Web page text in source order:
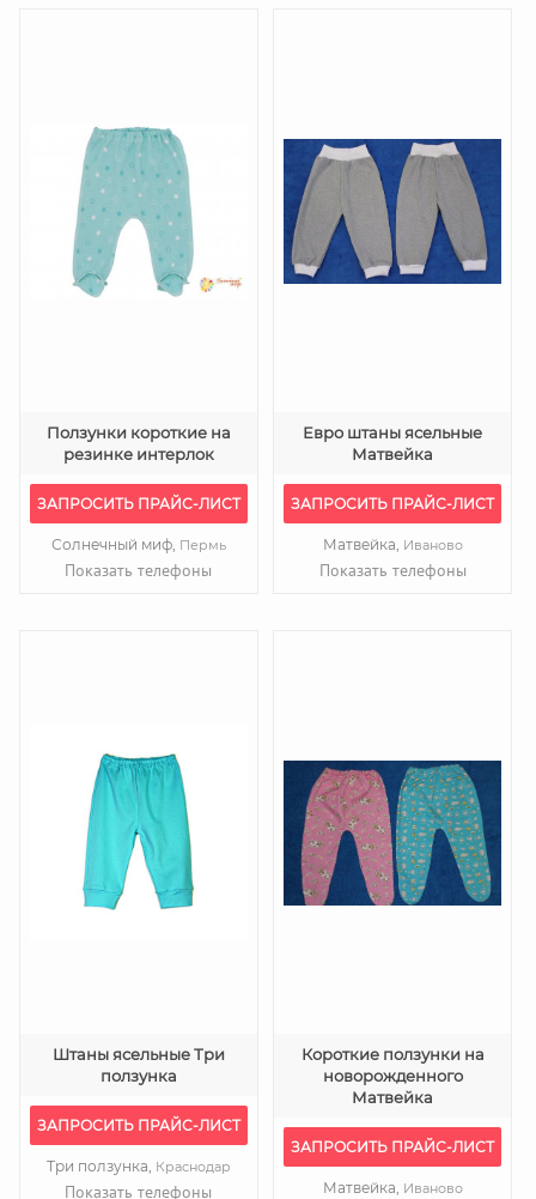
Ползунки короткие на
резинке интерлок
ЗАПРОСИТЬ ПРАЙС-ЛИСТ
Солнечный миф, Пермь
Показать телефоны
Евро штаны ясельные
Матвейка
ЗАПРОСИТЬ ПРАЙС-ЛИСТ
Матвейка, Иваново
Показать телефоны
Штаны ясельные Три
ползунка
ЗАПРОСИТЬ ПРАЙС-ЛИСТ
Три ползунка, Краснодар
Показать телефоны
Короткие ползунки на
новорожденного
Матвейка
ЗАПРОСИТЬ ПРАЙС-ЛИСТ
Матвейка, Иваново